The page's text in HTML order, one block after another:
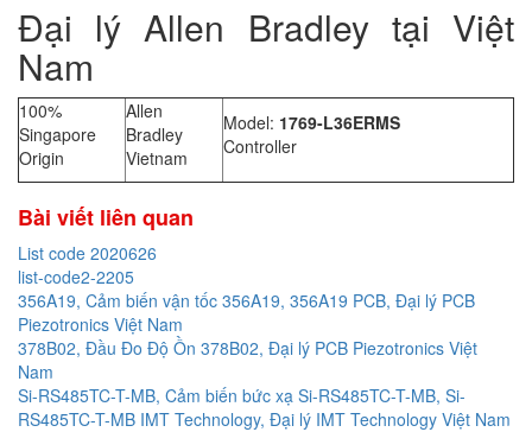
Đại lý Allen Bradley tại Việt
Nam
100%
Singapore
Origin
Allen
Bradley
Vietnam
Model: 1769-L36ERMS
Controller
Bài viết liên quan
List code 2020626
list-code2-2205
356A19, Cảm biến vận tốc 356A19, 356A19 PCB, Đại lý PCB
Piezotronics Việt Nam
378B02, Đầu Đo Độ Ồn 378B02, Đại lý PCB Piezotronics Việt
Nam
Si-RS485TC-T-MB, Cảm biến bức xạ Si-RS485TC-T-MB, Si-
RS485TC-T-MB IMT Technology, Đại lý IMT Technology Việt Nam